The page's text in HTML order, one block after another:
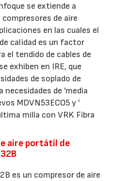
se extiende a
de aire
en las cuales el
calidad es un factor
el tendido de cables de
exhiben en IRE, que
de soplado de
necesidades de 'media
MDVN53ECO5 y '
milla con VRK Fibra
aire portátil de
es un compresor de aire